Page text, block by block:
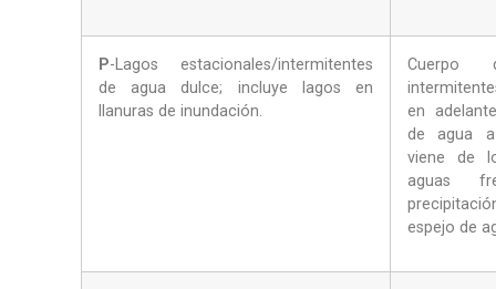
P-Lagos estacionales/intermitentes
de agua dulce; incluye lagos en
llanuras de inundación.
Cuerpo
en
de agua
viene de
aguas
espejo de